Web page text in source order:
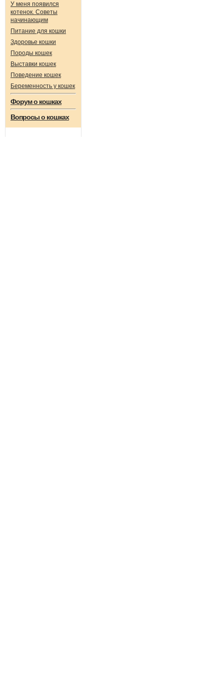
У меня появился
котенок. Советы
начинающим
Питание для кошки
Здоровье кошки
Породы кошек
Выставки кошек
Поведение кошек
Беременность у кошек
Форум о кошках
Вопросы о кошках